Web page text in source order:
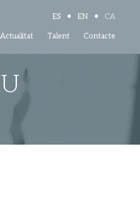
ES • EN • CA
Actualitat Talent Contacte